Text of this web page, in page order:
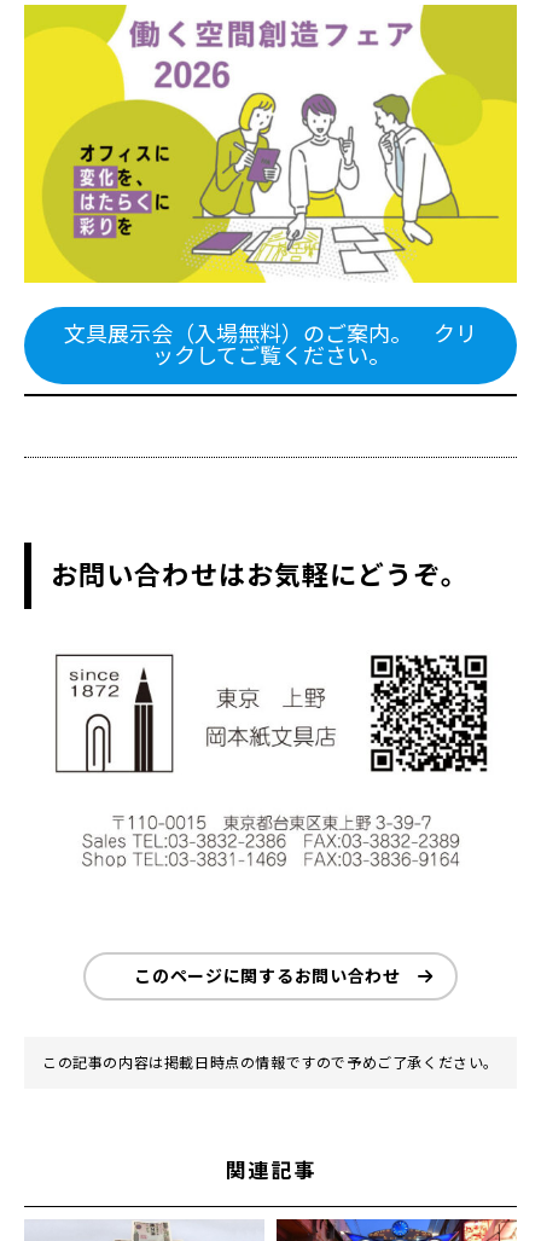
文具展示会（入場無料）のご案内。 クリ
ックしてご覧ください。
お問い合わせはお気軽にどうぞ。
このページに関するお問い合わせ
この記事の内容は掲載日時点の情報ですので予めご了承ください。
関連記事